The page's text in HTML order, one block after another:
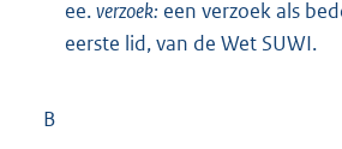
ee.verzoek: een verzoek als
eerste lid, van de Wet SUWI.
B